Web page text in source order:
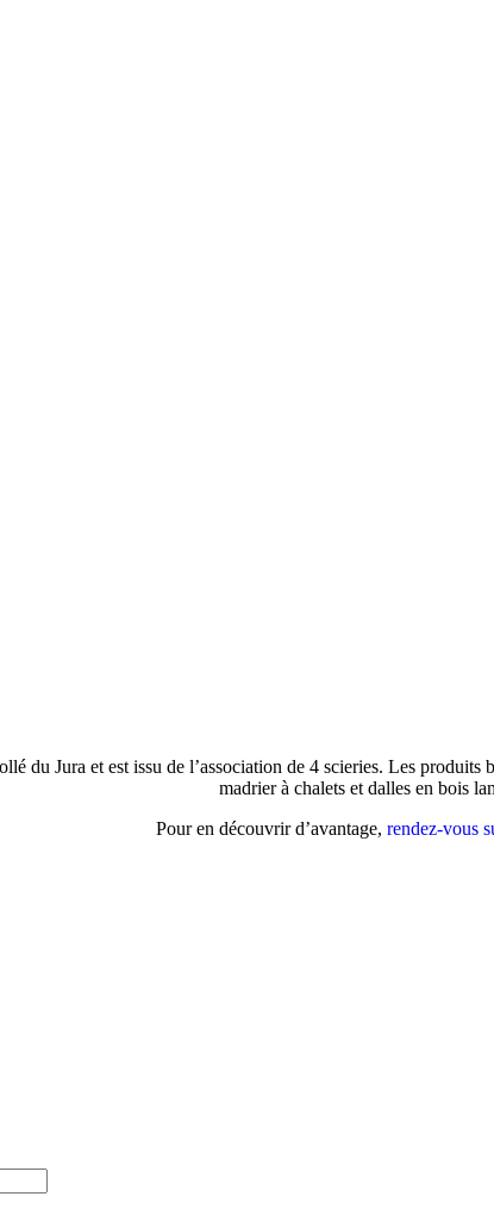
du Jura et est issu de l’association de 4 scieries. Les
madrier à chalets et dalles en bois
Pour en découvrir d’avantage, rendez-vous